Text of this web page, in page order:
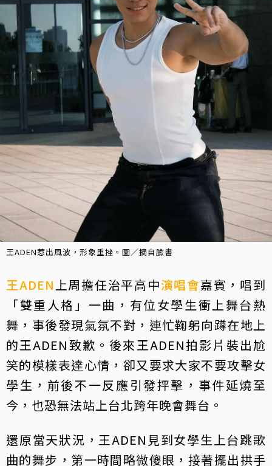
王ADEN惹出風波，形象重挫。圖／摘自臉書
王ADEN上周擔任治平高中演唱會嘉賓，唱到
「雙重人格」一曲，有位女學生衝上舞台熱
舞，事後發現氣氛不對，連忙鞠躬向蹲在地上
的王ADEN致歉。後來王ADEN拍影片裝出尬
笑的模樣表達心情，卻又要求大家不要攻擊女
學生，前後不一反應引發抨擊，事件延燒至
今，也恐無法站上台北跨年晚會舞台。
還原當天狀況，王ADEN見到女學生上台跳歌
曲的舞步，第一時間略微傻眼，接著擺出拱手